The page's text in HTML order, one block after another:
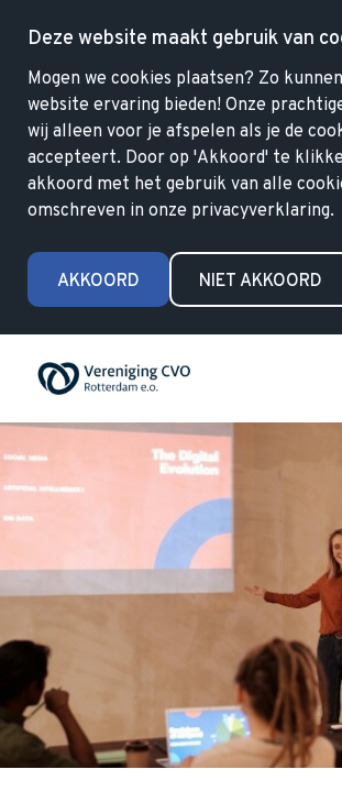
Deze website maakt gebruik van
Mogen we cookies plaatsen? Zo
website ervaring bieden! Onze
wij alleen voor je afspelen als je de
accepteert. Door op 'Akkoord' te
akkoord met het gebruik van alle
omschreven in onze privacyverklaring.
AKKOORD NIET AKKOORD